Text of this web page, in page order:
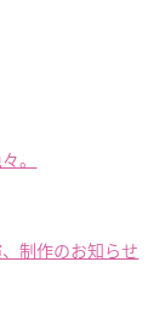
。
制作のお知らせ